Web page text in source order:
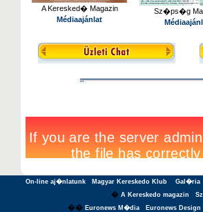
A Keresked� Magazin
Médiaajánlat
Sz�ps�g
On-line aj�nlatunk Magyar Kereskedo Klub Gal�ria
� A Kereskedo magazin
�� Euronews M�dia Euronews Design